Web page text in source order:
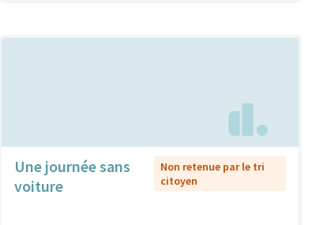
Une journée sans
voiture
Non retenue par le tri
citoyen